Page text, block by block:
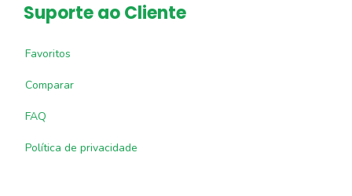
Suporte ao Cliente
Favoritos
Comparar
FAQ
Política de privacidade